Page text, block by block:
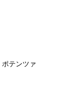
ポテンツァ